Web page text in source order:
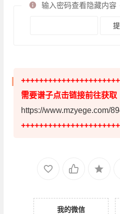
输入密码查看隐藏内容
需要谱子点击链接前往获取
https://www.mzyege.com/
我的微信